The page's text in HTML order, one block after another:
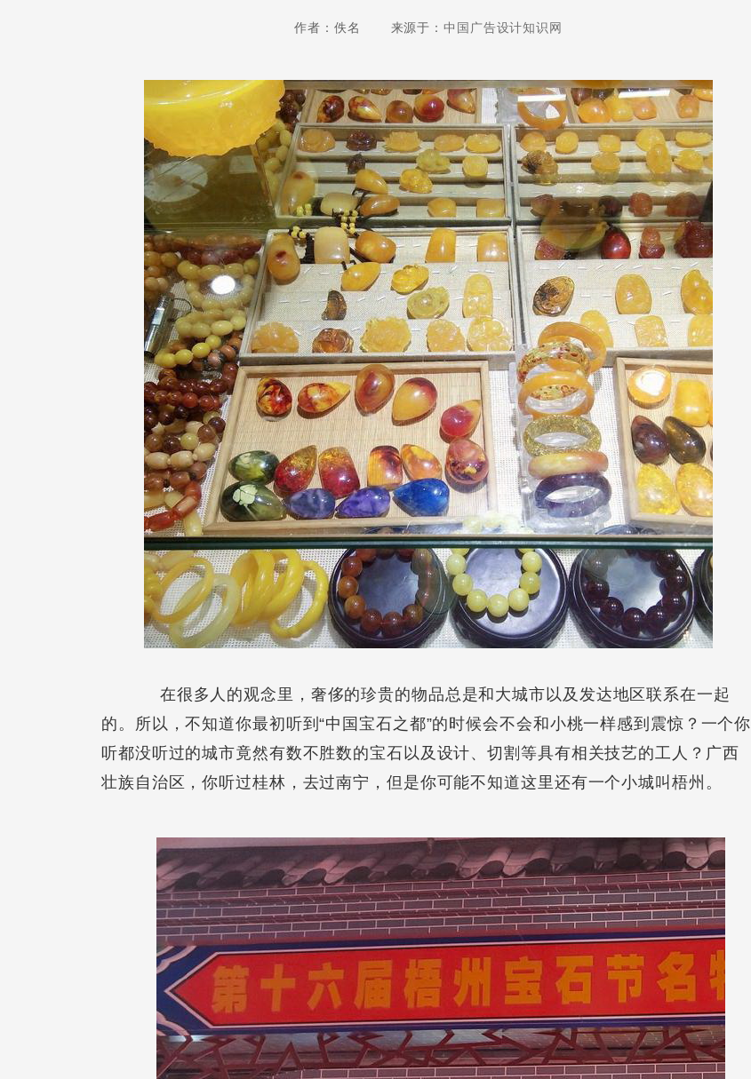
作者：佚名 来源于：中国广告设计知识网
在很多人的观念里，奢侈的珍贵的物品总是和大城市以及发达地区联系在一起
的。所以，不知道你最初听到“中国宝石之都”的时候会不会和小桃一样感到震惊？一个你
听都没听过的城市竟然有数不胜数的宝石以及设计、切割等具有相关技艺的工人？广西
壮族自治区，你听过桂林，去过南宁，但是你可能不知道这里还有一个小城叫梧州。